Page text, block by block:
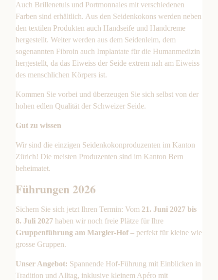
Auch Brillenetuis und Portmonnaies mit verschiedenen
Farben sind erhältlich. Aus den Seidenkokons werden neben
den textilen Produkten auch Handseife und Handcreme
hergestellt. Weiter werden aus dem Seidenleim, dem
sogenannten Fibroin auch Implantate für die Humanmedizin
hergestellt, da das Eiweiss der Seide extrem nah am Eiweiss
des menschlichen Körpers ist.
Kommen Sie vorbei und überzeugen Sie sich selbst von der
hohen edlen Qualität der Schweizer Seide.
Gut zu wissen
Wir sind die einzigen Seidenkokonproduzenten im Kanton
Zürich! Die meisten Produzenten sind im Kanton Bern
beheimatet.
Führungen 2026
Sichern Sie sich jetzt Ihren Termin: Vom 21. Juni 2027 bis
8. Juli 2027 haben wir noch freie Plätze für Ihre
Gruppenführung am Margler-Hof– perfekt für kleine wie
grosse Gruppen.
Unser Angebot: Spannende Hof-Führung mit Einblicken in
Tradition und Alltag, inklusive kleinem Apéro mit